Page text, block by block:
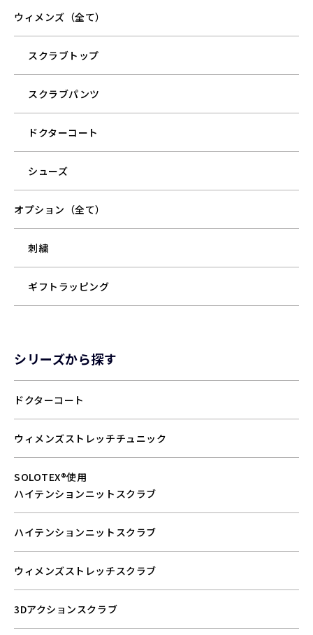
ウィメンズ（全て）
スクラブトップ
スクラブパンツ
ドクターコート
シューズ
オプション（全て）
刺繍
ギフトラッピング
シリーズから探す
ドクターコート
ウィメンズストレッチチュニック
SOLOTEX®使用
ハイテンションニットスクラブ
ハイテンションニットスクラブ
ウィメンズストレッチスクラブ
3Dアクションスクラブ